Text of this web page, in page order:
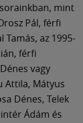
mint
Pál, férfi
az 1995-
férfi
vagy
Attila, Mátyus
Dénes, Telek
Ádám és